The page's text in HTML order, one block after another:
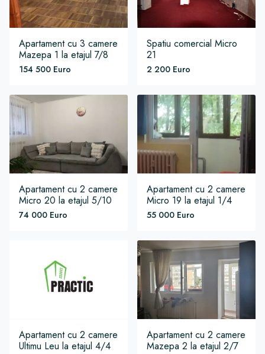
Apartamentcu 3 camere
Mazepa 1 la etajul 7/8
154 500 Euro
Spatiu comercial Micro
21
2 200 Euro
Apartamentcu 2 camere
Micro 20 la etajul 5/10
74 000 Euro
Apartamentcu 2 camere
Micro 19 la etajul 1/4
55 000 Euro
Apartamentcu 2 camere
Ultimu Leu la etajul 4/4
Apartamentcu 2 camere
Mazepa 2 la etajul 2/7